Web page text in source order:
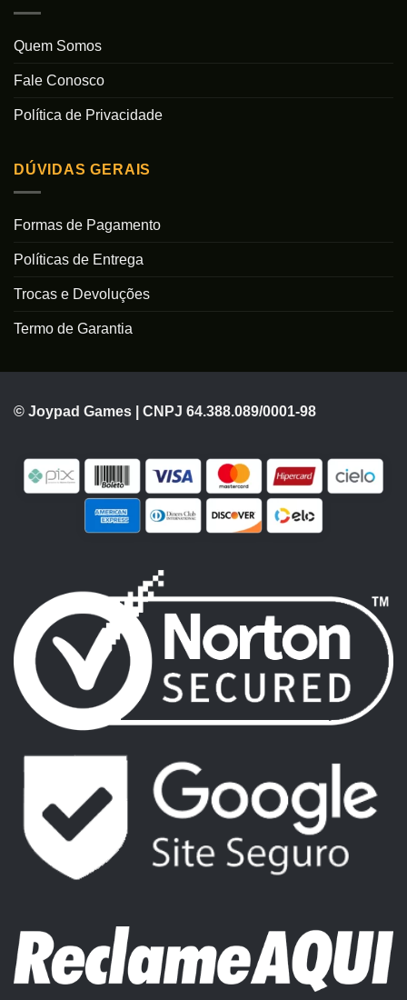
Quem Somos
Fale Conosco
Política de Privacidade
DÚVIDAS GERAIS
Formas de Pagamento
Políticas de Entrega
Trocas e Devoluções
Termo de Garantia
© Joypad Games | CNPJ 64.388.089/0001-98